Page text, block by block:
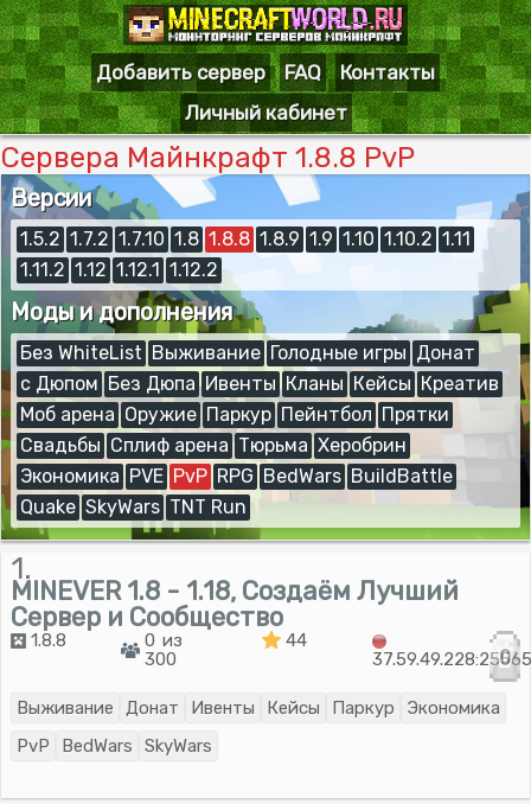
Добавить сервер FAQ
Контакты
Личный кабинет
Сервера Майнкрафт 1.8.8 PvP
Версии
1.5.2 1.7.2 1.7.10 1.8 1.8.8 1.8.9 1.9 1.10 1.10.2 1.11
1.11.2 1.12 1.12.1 1.12.2
Моды и дополнения
Без WhiteList Выживание Голодные игры Донат
с Дюпом Без Дюпа Ивенты Кланы Кейсы Креатив
Моб арена Оружие Паркур Пейнтбол Прятки
Свадьбы Сплиф арена Тюрьма Херобрин
Экономика PVE PvP RPG BedWars BuildBattle
Quake SkyWars TNT Run
1.
MINEVER 1.8 - 1.18, Создаём Лучший
Сервер и Сообщество
1.8.8
0 из
300
44
0
Выживание Донат Ивенты Кейсы Паркур
Экономика
PvP
BedWars SkyWars